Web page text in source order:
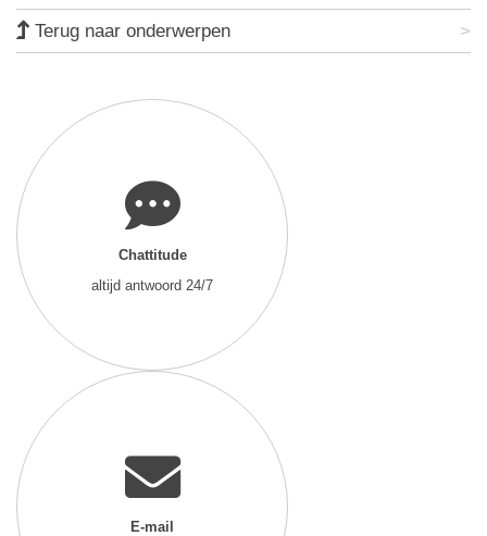
Terug naar onderwerpen
Chattitude
altijd antwoord 24/7
E-mail